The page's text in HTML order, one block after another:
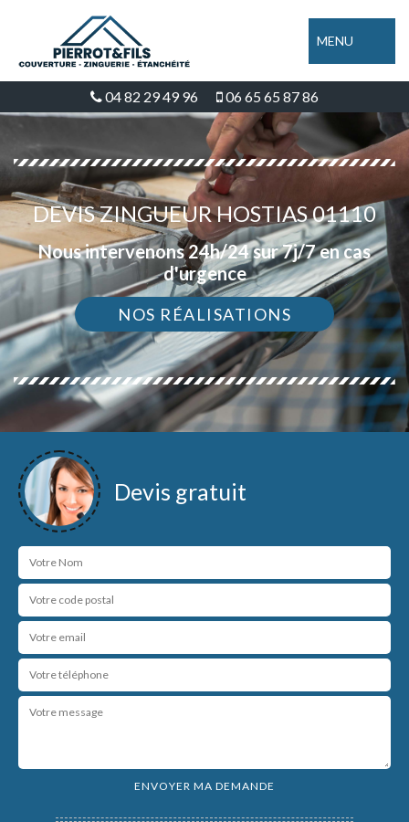
MENU
04 82 29 49 96 06 65 65 87 86
DEVIS ZINGUEUR HOSTIAS 01110
Nous intervenons 24h/24 sur 7j/7 en cas
d'urgence
NOS RÉALISATIONS
Devis gratuit